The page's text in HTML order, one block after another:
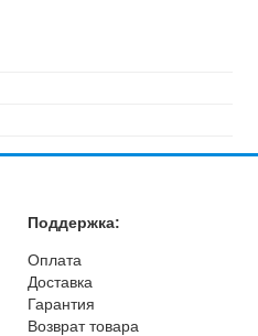
Поддержка:
Оплата
Доставка
Гарантия
Возврат товара